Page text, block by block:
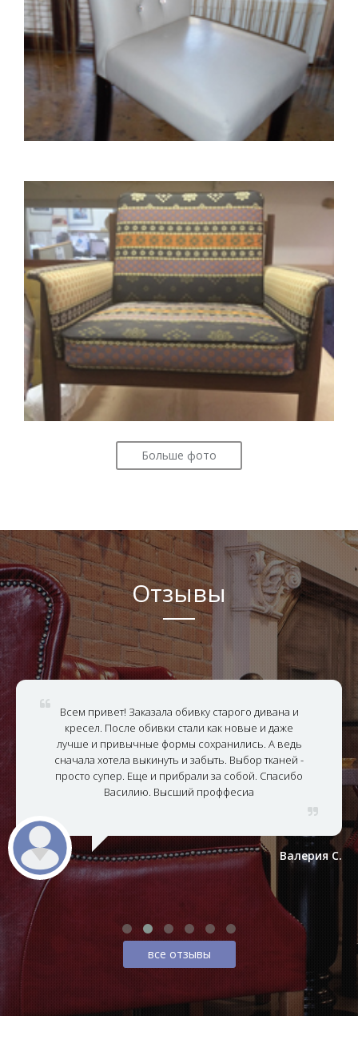
Больше фото
Отзывы
Всем привет! Заказала обивку старого дивана и
кресел. После обивки стали как новые и даже
лучше и привычные формы сохранились. А ведь
сначала хотела выкинуть и забыть. Выбор тканей -
просто супер. Еще и прибрали за собой. Спасибо
Василию. Высший проффесиа
Валерия С.
все отзывы